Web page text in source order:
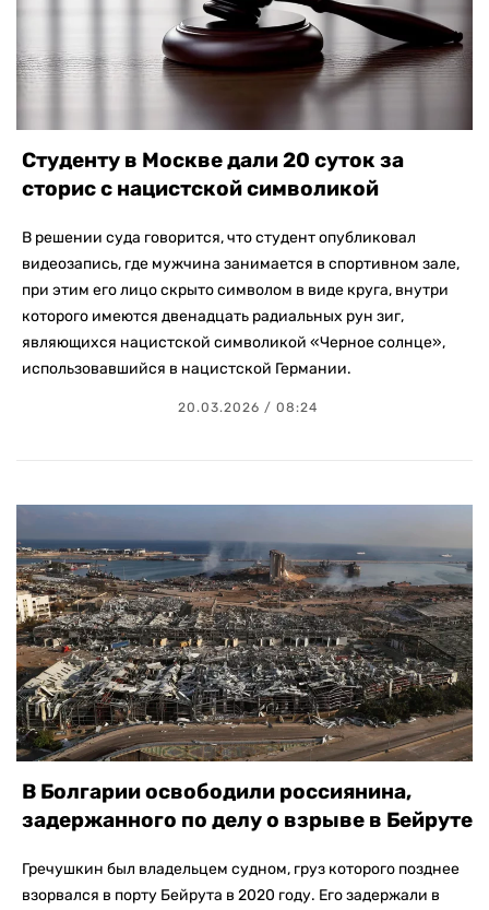
Студенту в Москве дали 20 суток за
сторис с нацистской символикой
В решении суда говорится, что студент опубликовал
видеозапись, где мужчина занимается в спортивном зале,
при этим его лицо скрыто символом в виде круга, внутри
которого имеются двенадцать радиальных рун зиг,
являющихся нацистской символикой «Черное солнце»,
использовавшийся в нацистской Германии.
20.03.2026 / 08:24
В Болгарии освободили россиянина,
задержанного по делу о взрыве в Бейруте
Гречушкин был владельцем судном, груз которого позднее
взорвался в порту Бейрута в 2020 году. Его задержали в